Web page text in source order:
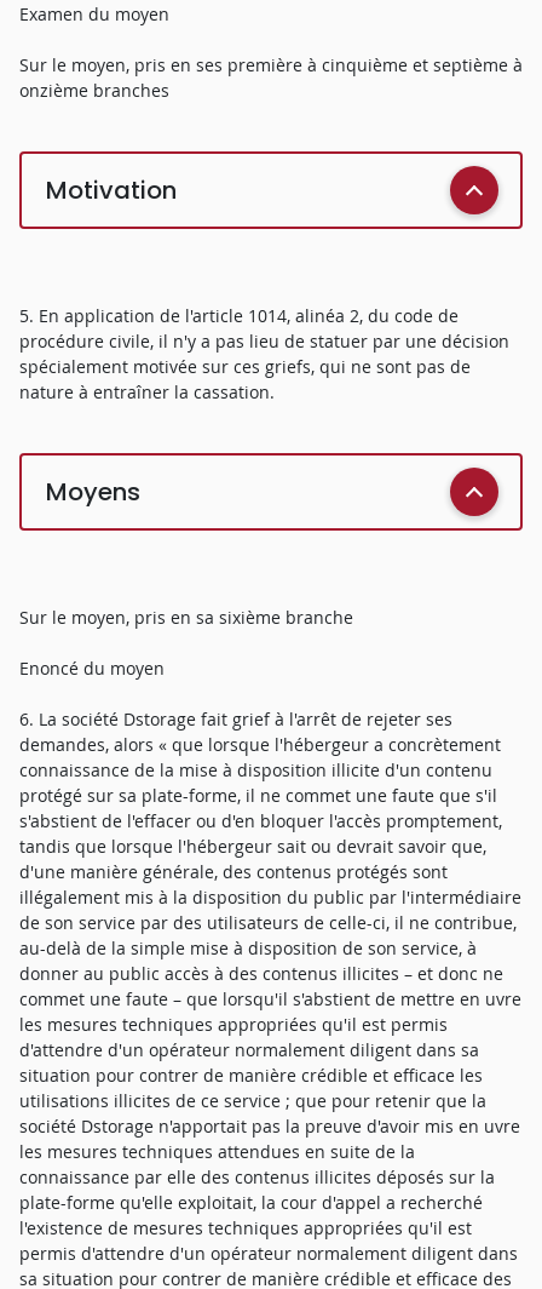
Examen du moyen
Sur le moyen, pris en ses première à cinquième et septième à
onzième branches
Motivation
5. En application de l'article 1014, alinéa 2, du code de
procédure civile, il n'y a pas lieu de statuer par une décision
spécialement motivée sur ces griefs, qui ne sont pas de
nature à entraîner la cassation.
Moyens
Sur le moyen, pris en sa sixième branche
Enoncé du moyen
6. La société Dstorage fait grief à l'arrêt de rejeter ses
demandes, alors « que lorsque l'hébergeur a concrètement
connaissance de la mise à disposition illicite d'un contenu
protégé sur sa plate-forme, il ne commet une faute que s'il
s'abstient de l'effacer ou d'en bloquer l'accès promptement,
tandis que lorsque l'hébergeur sait ou devrait savoir que,
d'une manière générale, des contenus protégés sont
illégalement mis à la disposition du public par l'intermédiaire
de son service par des utilisateurs de celle-ci, il ne contribue,
au-delà de la simple mise à disposition de son service, à
donner au public accès à des contenus illicites – et donc ne
commet une faute – que lorsqu'il s'abstient de mettre en uvre
les mesures techniques appropriées qu'il est permis
d'attendre d'un opérateur normalement diligent dans sa
situation pour contrer de manière crédible et efficace les
utilisations illicites de ce service ; que pour retenir que la
société Dstorage n'apportait pas la preuve d'avoir mis en uvre
les mesures techniques attendues en suite de la
connaissance par elle des contenus illicites déposés sur la
plate-forme qu'elle exploitait, la cour d'appel a recherché
l'existence de mesures techniques appropriées qu'il est
permis d'attendre d'un opérateur normalement diligent dans
sa situation pour contrer de manière crédible et efficace des